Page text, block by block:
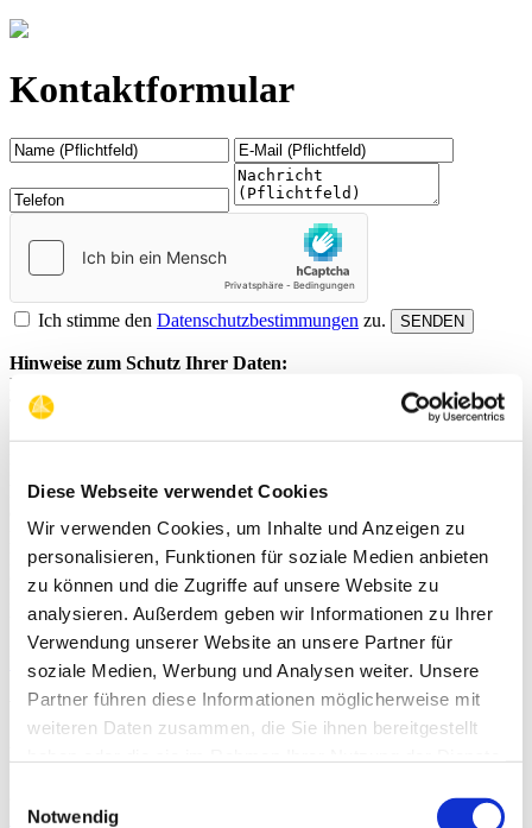
Diese Webseite verwendet Cookies
Wir verwenden Cookies, um Inhalte und Anzeigen zu
personalisieren, Funktionen für soziale Medien anbieten
zu können und die Zugriffe auf unsere Website zu
analysieren. Außerdem geben wir Informationen zu Ihrer
Verwendung unserer Website an unsere Partner für
soziale Medien, Werbung und Analysen weiter. Unsere
Partner führen diese Informationen möglicherweise mit
weiteren Daten zusammen, die Sie ihnen bereitgestellt
Notwendig
Kontaktformular
Ich stimme den Datenschutzbestimmungen zu.
Hinweise zum Schutz Ihrer Daten:
Die hier von Ihnen angegebenen Daten (Name, E-Mail-Adresse,
Telefonnummer) werden ausschließlich von den zuständigen
Mitarbeitern und Mitgliedern des Präsidiums des Verbandes der
Diplom Biersommeliers (VDBS) verwendet, um auf Ihre
herzustellen. Dies ist Teil des Serviceangebots des VDBS und dient
potentiellen Neumitgliedern und weiteren Interessenten. Die
personenbezogenen Daten werden nicht an Dritte weitergegeben
oder zu einem anderen Zweck verwendet. Sobald die
Kommunikation abgeschlossen ist, werden die Daten sofort und
unwiederruflich gelöscht. Für weitere Informationen zum Schutz
Ihrer personenbezogenen Daten folgen Sie bitte diesem Link:
Datenschutzerklärung des VDBS
VERBAND DER DIPLOM BIERSOMMELIERS
Impressum